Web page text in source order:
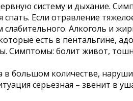
систему и дыхание.
спать. Если отравление
Алкоголь и
есть в пентальгине,
Симптомы: болит живот,
большом количестве,
серьезная – звенит в